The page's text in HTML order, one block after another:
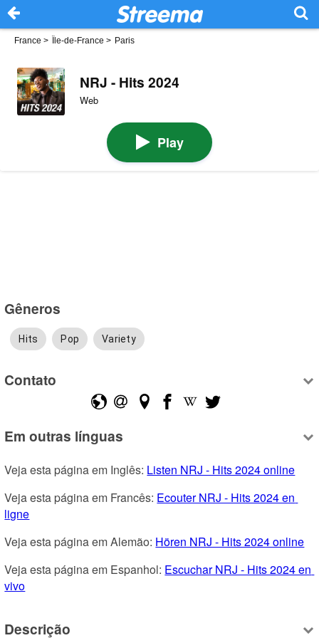
France > Île-de-France > Paris
NRJ - Hits 2024
Web
Play
Gêneros
Hits Pop Variety
Contato
Em outras línguas
Veja esta página em Inglês: Listen NRJ - Hits 2024 online
Veja esta página em Francês: Ecouter NRJ - Hits 2024 en
ligne
Veja esta página em Alemão: Hören NRJ - Hits 2024 online
Veja esta página em Espanhol: Escuchar NRJ - Hits 2024 en
vivo
Descrição